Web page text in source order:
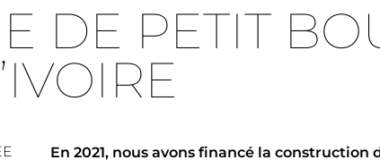
DE PETIT
En 2021, nous avons financé la